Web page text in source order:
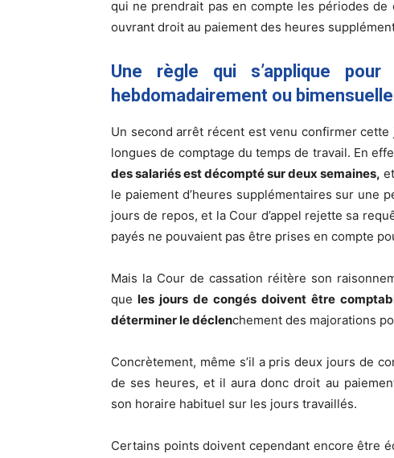
qui ne prendrait pas en compte les périodes
ouvrant droit au paiement des heures
Une règle qui s’applique
hebdomadairement ou
Un second arrêt récent est venu confirmer
longues de comptage du temps de travail. En
des salariés est décompté sur deux semaines,
le paiement d’heures supplémentaires sur une
jours de repos, et la Cour d’appel rejette sa
payés ne pouvaient pas être prises en compte
Mais la Cour de cassation réitère son
que les jours de congés doivent être
déterminer le déclenchement des majorations
Concrètement, même s’il a pris deux jours de
de ses heures, et il aura donc droit au
son horaire habituel sur les jours travaillés.
Certains points doivent cependant encore être